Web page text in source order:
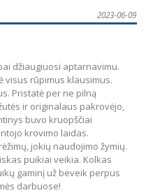
2023-06-09
džiaugiuosi aptarnavimu.
visus rūpimus klausimus.
Pristatė per ne pilną
ir originalaus pakrovėjo,
buvo kruopščiai
krovimo laidas.
jokių naudojimo žymių.
puikiai veikia. Kolkas
gaminį už beveik perpus
darbuose!